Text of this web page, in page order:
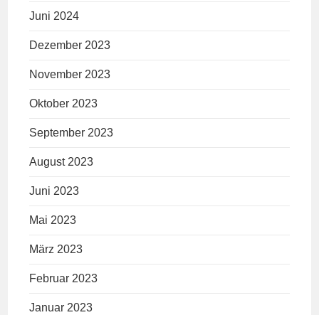
Juni 2024
Dezember 2023
November 2023
Oktober 2023
September 2023
August 2023
Juni 2023
Mai 2023
März 2023
Februar 2023
Januar 2023